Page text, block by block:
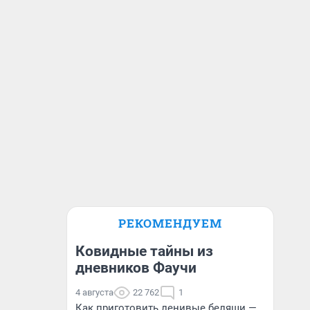
РЕКОМЕНДУЕМ
Ковидные тайны из
дневников Фаучи
4 августа 22 762 1